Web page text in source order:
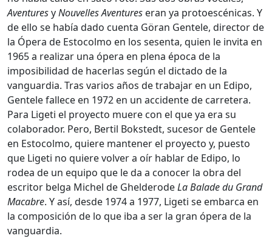
AventuresyNouvelles Aventures eran ya protoescénicas. Y
de ello se había dado cuenta Göran Gentele, director de
la Ópera de Estocolmo en los sesenta, quien le invita en
1965 a realizar una ópera en plena época de la
imposibilidad de hacerlas según el dictado de la
vanguardia. Tras varios años de trabajar en un Edipo,
Gentele fallece en 1972 en un accidente de carretera.
Para Ligeti el proyecto muere con el que ya era su
colaborador. Pero, Bertil Bokstedt, sucesor de Gentele
en Estocolmo, quiere mantener el proyecto y, puesto
que Ligeti no quiere volver a oír hablar de Edipo, lo
rodea de un equipo que le da a conocer la obra del
escritor belga Michel de GhelderodeLa Balade du Grand
Macabre. Y así, desde 1974 a 1977, Ligeti se embarca en
la composición de lo que iba a ser la gran ópera de la
vanguardia.